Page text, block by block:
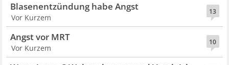
13
Blasenentzündung habe Angst
Vor Kurzem
10
Angst vor MRT
Vor Kurzem